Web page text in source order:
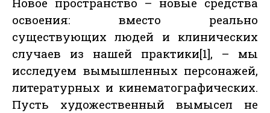
освоения: вместо реально
существующих людей и клинических
случаев из нашей практики[1], – мы
исследуем вымышленных персонажей,
литературных и кинематографических.
Пусть художественный вымысел не